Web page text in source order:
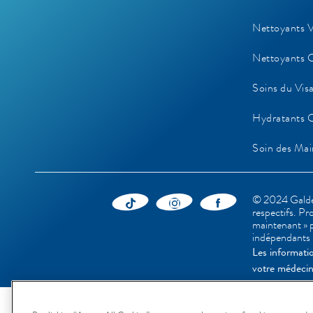
Nettoyants
Nettoyants
Soins du
Hydratants
Soin des
© 2024
respectifs.
maintenant »
indépendants
Les
votre